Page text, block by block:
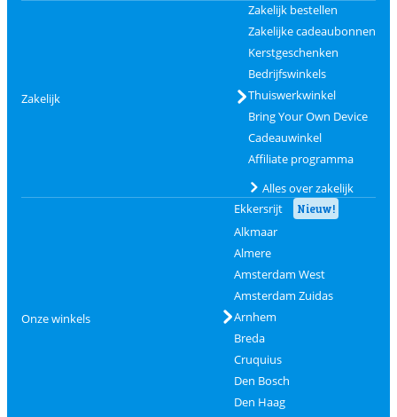
Zakelijk
Zakelijk bestellen
Zakelijke cadeaubonnen
Kerstgeschenken
Bedrijfswinkels
Thuiswerkwinkel
Bring Your Own Device
Cadeauwinkel
Affiliate programma
Alles over zakelijk
Onze winkels
Ekkersrijt Nieuw!
Alkmaar
Almere
Amsterdam West
Amsterdam Zuidas
Arnhem
Breda
Cruquius
Den Bosch
Den Haag